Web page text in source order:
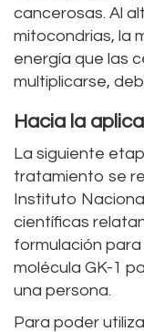
cancerosas. Al
mitocondrias, la
energía que las
multiplicarse,
Hacia la
La siguiente
tratamiento se
Instituto
científicas
formulación
molécula GK-1
una persona.
Para poder